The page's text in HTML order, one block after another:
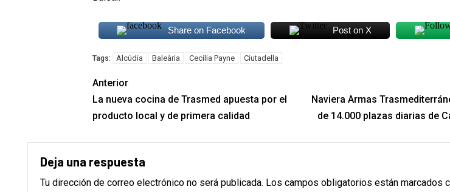
Share on Facebook Post on X
Tags: Alcúdia Baleària Cecilia Payne Ciutadella
Anterior
La nueva cocina de Trasmed apuesta por el
producto local y de primera calidad
Naviera Armas
de 14.000 plazas diarias de
Deja una respuesta
Tu dirección de correo electrónico no será publicada. Los campos obligatorios están marcados